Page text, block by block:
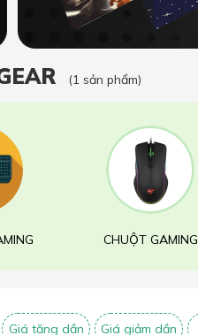
(1 sản phẩm)
CHUỘT GAMING
Giá tăng dần Giá giảm dần